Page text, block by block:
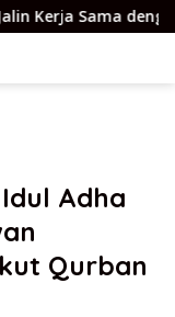
dengan
Adha
Qurban